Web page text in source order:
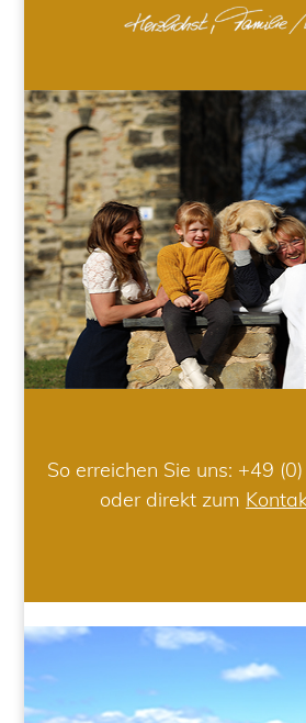
So erreichen Sie uns: +49
oder direkt zum